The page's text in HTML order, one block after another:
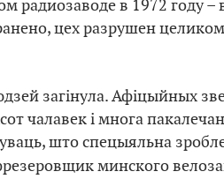
радиозаводе в 1972 году
цех разрушен
загінула. Афіцыйных
чалавек і многа
што спецыяльна
минского